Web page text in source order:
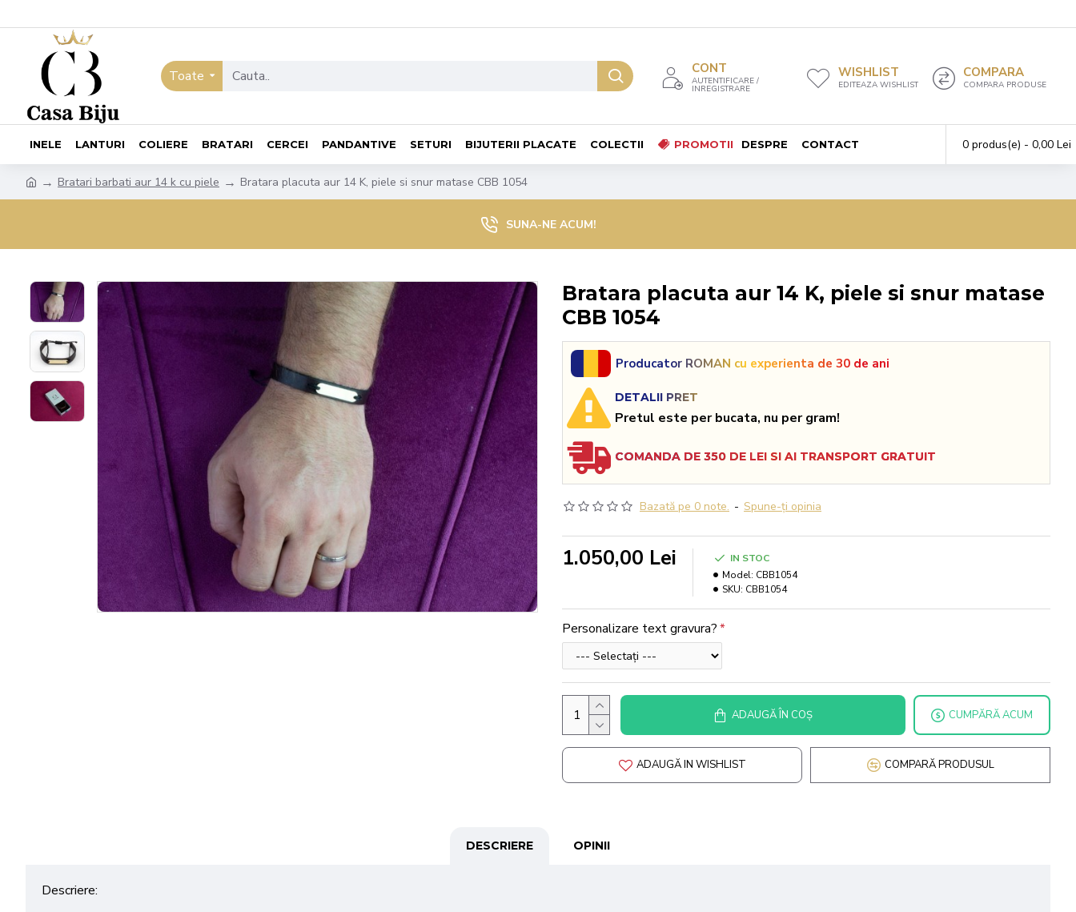
Toate CONT
AUTENTIFICARE /
INREGISTRARE
WISHLIST
EDITEAZA WISHLIST
COMPARA
COMPARA PRODUSE
INELE LANTURI COLIERE BRATARI CERCEI PANDANTIVE SETURI BIJUTERII PLACATE COLECTII PROMOTII DESPRE CONTACT 0 produs(e) - 0,00 Lei
Bratari barbati aur 14 k cu piele Bratara placuta aur 14 K, piele si snur matase CBB 1054
SUNA-NE ACUM!
Bratara placuta aur 14 K, piele si snur matase
CBB 1054
Producator ROMAN cu experienta de 30 de ani
DETALII PRET
Pretul este per bucata, nu per gram!
COMANDA DE 350 DE LEI SI AI TRANSPORT GRATUIT
Bazată pe 0 note. - Spune-ţi opinia
1.050,00 Lei
IN STOC
Model: CBB1054
SKU: CBB1054
Personalizare text gravura?
ADAUGĂ ÎN COŞ CUMPĂRĂ ACUM
ADAUGĂ IN WISHLIST COMPARĂ PRODUSUL
DESCRIERE OPINII
Descriere: